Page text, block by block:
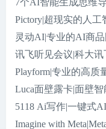
7个AI智能生成思维
Pictory|超现实的人工
灵动AI|专业的AI商
讯飞听见会议|科大
Playform|专业的高质
Luca面壁露卡|面壁
5118 Ai写作|一键式
Imagine with